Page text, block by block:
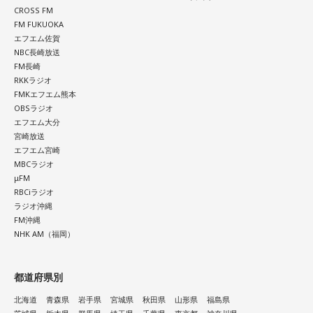
CROSS FM
FM FUKUOKA
エフエム佐賀
NBC長崎放送
FM長崎
RKKラジオ
FMKエフエム熊本
OBSラジオ
エフエム大分
宮崎放送
エフエム宮崎
MBCラジオ
μFM
RBCiラジオ
ラジオ沖縄
FM沖縄
NHK AM（福岡）
都道府県別
北海道 青森県 岩手県 宮城県 秋田県 山形県
福島県